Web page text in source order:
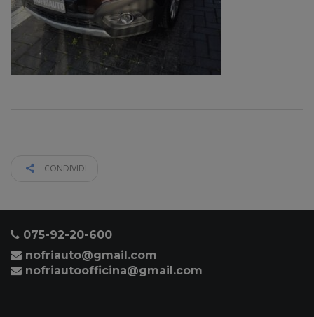
CONDIVIDI
075-92-20-600
nofriauto@gmail.com
nofriautoofficina@gmail.com